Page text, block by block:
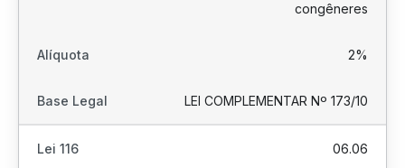
congêneres
2%
LEI COMPLEMENTAR Nº 173/10
06.06